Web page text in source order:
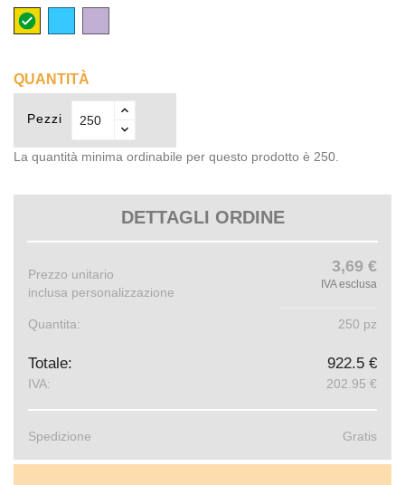
Giallo
(12)
(53)
pastello
QUANTITÀ
Pezzi
La quantità minima ordinabile per questo prodotto è 250.
DETTAGLI ORDINE
Prezzo unitario
inclusa personalizzazione
3,69 €
IVA esclusa
Quantita: 250 pz
Totale: 922.5 €
IVA: 202.95 €
Spedizione Gratis